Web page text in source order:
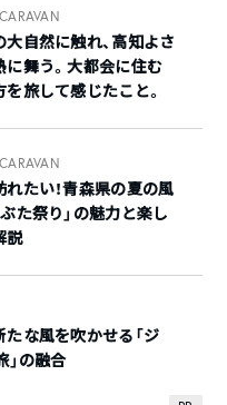
大自然に触れ、高知よさ
に舞う。大都会に住む
を旅して感じたこと。
れたい！青森県の夏の風
た祭り」の魅力と楽し
説
たな風を吹かせる「ジ
」の融合